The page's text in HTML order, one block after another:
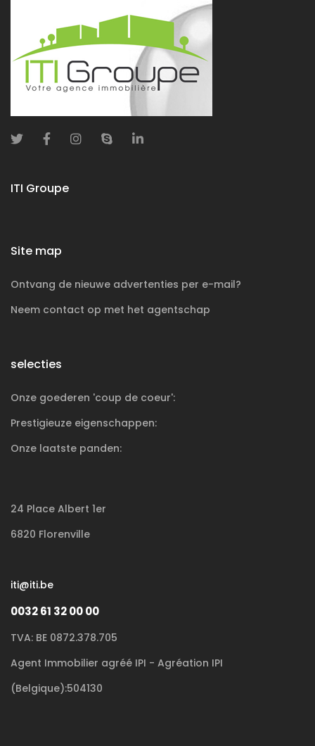
ITI Groupe
Site map
Ontvang de nieuwe advertenties per e-mail?
Neem contact op met het agentschap
selecties
Onze goederen 'coup de coeur':
Prestigieuze eigenschappen:
Onze laatste panden:
24 Place Albert 1er
6820 Florenville
iti@iti.be
0032 61 32 00 00
TVA: BE 0872.378.705
Agent Immobilier agréé IPI - Agréation IPI
(Belgique):504130